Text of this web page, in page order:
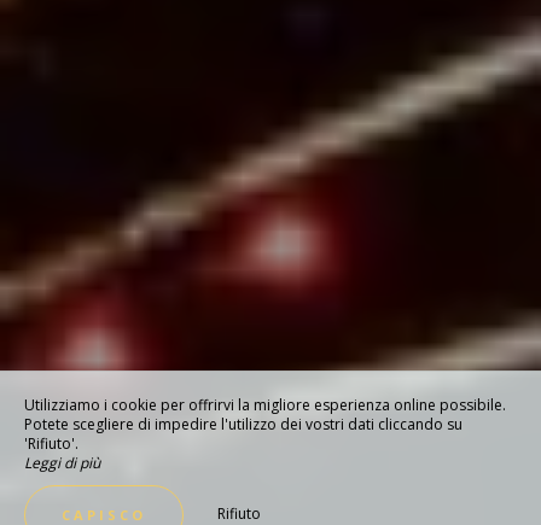
Utilizziamo i cookie per offrirvi la migliore esperienza online possibile.
Potete scegliere di impedire l'utilizzo dei vostri dati cliccando su
'Rifiuto'.
Leggi di più
CAPISCO Rifiuto